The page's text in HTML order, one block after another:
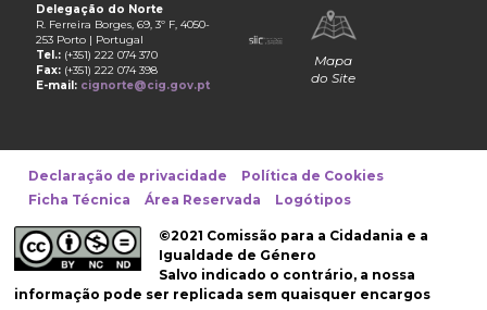
Delegação do Norte
R. Ferreira Borges, 69, 3º F, 4050-
253 Porto | Portugal
Tel.: (+351) 222 074 370
Fax: (+351) 222 074 398
E-mail: cignorte@cig.gov.pt
Mapa
do Site
Declaração de privacidade
Política de Cookies
Ficha Técnica
Área Reservada Logótipos
©2021 Comissão para a Cidadania e a
Igualdade de Género
Salvo indicado o contrário, a nossa
informação pode ser replicada sem quaisquer encargos